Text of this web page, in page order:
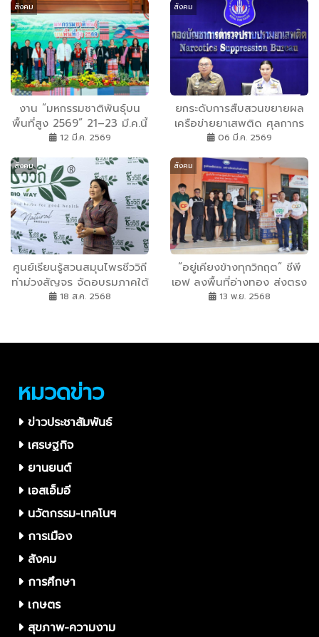
สังคม
งาน “มหกรรมชาติพันธุ์บน
พื้นที่สูง 2569” 21–23 มี.ค.นี้
พม. ชวนเที่ยวเชียงใหม่ สัมผัส
12 มี.ค. 2569
สังคม
ยกระดับการสืบสวนขยายผล
เครือข่ายยาเสพติด ศุลกากร
จับมือปส. สกัดกั้นการลำเลียง
รัฐบาลปราบอาชญากรรมข้าม
ชาติ
06 มี.ค. 2569
สังคม
ศูนย์เรียนรู้สวนสมุนไพรชีววิถี
ท่าม่วงสัญจร จัดอบรมภาคใต้
ครั้งแรกที่ชุมพร สานต่อ
18 ส.ค. 2568
สังคม
“อยู่เคียงข้างทุกวิกฤต” ซีพี
เอฟ ลงพื้นที่อ่างทอง ส่งตรง
ความช่วยเหลือ เติมพลัง
13 พ.ย. 2568
หมวดข่าว
ข่าวประชาสัมพันธ์
เศรษฐกิจ
ยานยนต์
เอสเอ็มอี
นวัตกรรม-เทคโนฯ
การเมือง
สังคม
การศึกษา
เกษตร
สุขภาพ-ความงาม